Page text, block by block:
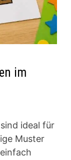
im
ideal für
Muster